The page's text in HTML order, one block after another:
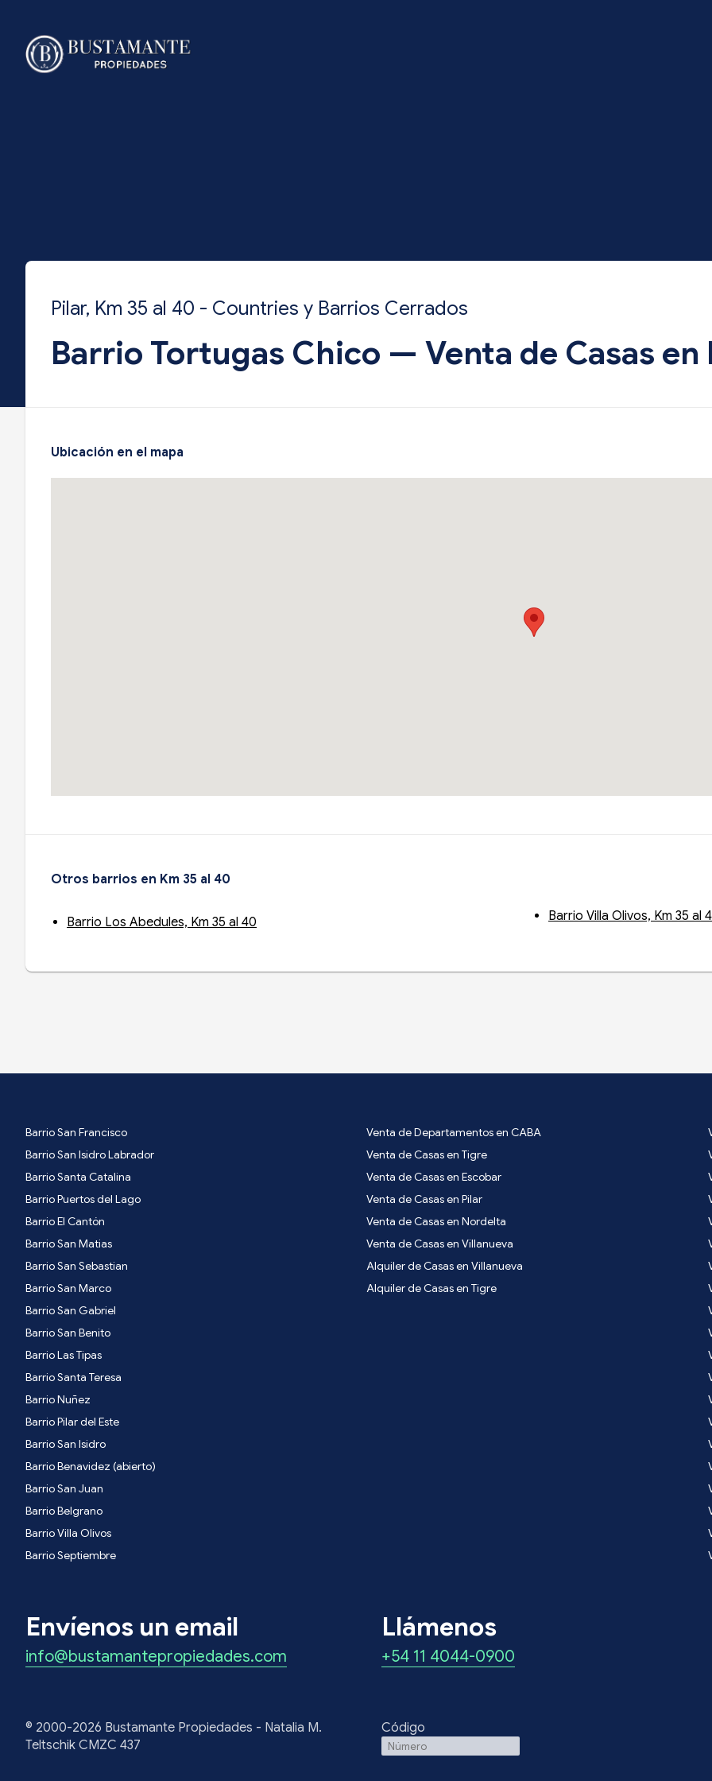
Pilar, Km 35 al 40 - Countries y Barrios Cerrados
Barrio Tortugas Chico — Venta de Casas en
Ubicación en el mapa
Otros barrios en Km 35 al 40
Barrio Los Abedules, Km 35 al 40 Barrio Villa Olivos, Km 35 al
Barrio San Francisco
Barrio San Isidro Labrador
Barrio Santa Catalina
Barrio Puertos del Lago
Barrio El Cantón
Barrio San Matias
Barrio San Sebastian
Barrio San Marco
Barrio San Gabriel
Barrio San Benito
Barrio Las Tipas
Barrio Santa Teresa
Barrio Nuñez
Barrio Pilar del Este
Barrio San Isidro
Barrio Benavidez (abierto)
Barrio San Juan
Barrio Belgrano
Barrio Villa Olivos
Barrio Septiembre
Venta de Departamentos en CABA
Venta de Casas en Tigre
Venta de Casas en Escobar
Venta de Casas en Pilar
Venta de Casas en Nordelta
Venta de Casas en Villanueva
Alquiler de Casas en Villanueva
Alquiler de Casas en Tigre
Envíenos un email
info@bustamantepropiedades.com
Llámenos
+54 11 4044-0900
© 2000-2026 Bustamante Propiedades - Natalia M.
Teltschik CMZC 437
Código